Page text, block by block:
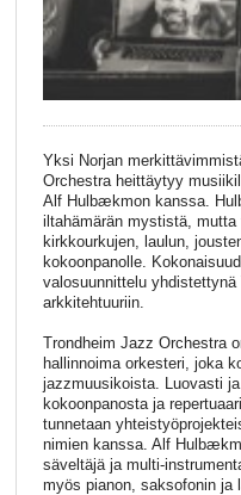
Yksi Norjan
Orchestra heittäytyy
Alf Hulbækmon kanssa.
iltahämärän mystistä,
kirkkourkujen, laulun,
kokoonpanolle.
valosuunnittelu
arkkitehtuuriin.
Trondheim Jazz Orchestra
hallinnoima orkesteri, joka
jazzmuusikoista. Luovasti
kokoonpanosta ja
tunnetaan
nimien kanssa. Alf
säveltäjä ja multi-
myös pianon, saksofonin ja